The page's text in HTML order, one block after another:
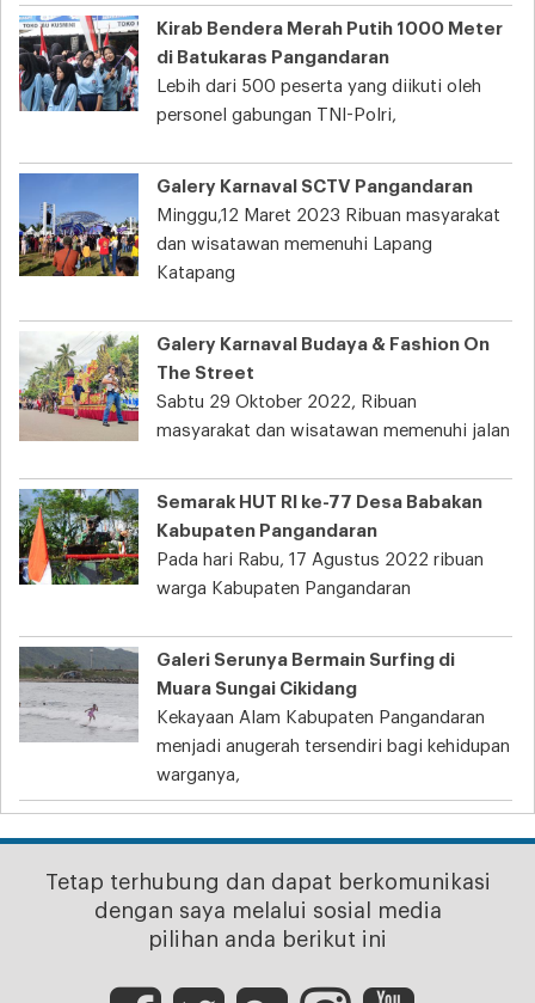
Kirab Bendera Merah Putih 1000 Meter
di Batukaras Pangandaran
Lebih dari 500 peserta yang diikuti oleh
personel gabungan TNI-Polri,
Galery Karnaval SCTV Pangandaran
Minggu,12 Maret 2023 Ribuan masyarakat
dan wisatawan memenuhi Lapang
Katapang
Galery Karnaval Budaya & Fashion On
The Street
Sabtu 29 Oktober 2022, Ribuan
masyarakat dan wisatawan memenuhi jalan
Semarak HUT RI ke-77 Desa Babakan
Kabupaten Pangandaran
Pada hari Rabu, 17 Agustus 2022 ribuan
warga Kabupaten Pangandaran
Galeri Serunya Bermain Surfing di
Muara Sungai Cikidang
Kekayaan Alam Kabupaten Pangandaran
menjadi anugerah tersendiri bagi kehidupan
warganya,
Tetap terhubung dan dapat berkomunikasi
dengan saya melalui sosial media
pilihan anda berikut ini